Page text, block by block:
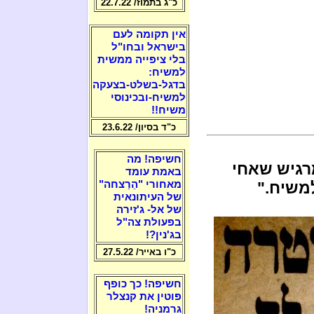
שאחי
כ"ג בתמוז/ 22.7.22
אין תקומה לעם
בישראל ובחו"ל
בלי ציפייה ממשית
למשיח:
בדגל-בשלט-בצעקה
למשיח-ובכינוסי
משיח!!
כ"ד בסיון/ 23.6.22
חשיפה! מה
באמת עומד
מאחורי "הֵרַצחה"
של העיתונאית
של אל- ג'זירה
בפעולת צה"ל
בג'נין?!
כ"ו באייר/ 27.5.22
חשיפה! כך כופף
פוטין את קנצלר
גרמניה!